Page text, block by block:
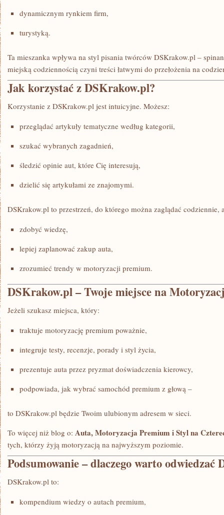
dynamicznym rynkiem firm,
turystyką.
Ta mieszanka wpływa na styl pisania twórców DSKrakow.pl –
miejską codziennością czyni treści łatwymi do przełożenia na
Jak korzystać z DSKrakow.pl?
Korzystanie z DSKrakow.pl jest intuicyjne. Możesz:
przeglądać artykuły tematyczne według kategorii,
szukać wybranych zagadnień,
śledzić opinie aut, które Cię interesują,
dzielić się artykułami ze znajomymi.
DSKrakow.pl to przestrzeń, do którego można zaglądać codziennie,
zdobyć wiedzę,
lepiej zaplanować zakup auta,
zrozumieć trendy w motoryzacji premium.
DSKrakow.pl – Twoje miejsce na
Jeżeli szukasz miejsca, który:
traktuje motoryzację premium poważnie,
integruje testy, recenzje, porady i styl życia,
prezentuje auta przez pryzmat doświadczenia kierowcy,
podpowiada, jak wybrać samochód premium z głową –
to DSKrakow.pl będzie Twoim ulubionym adresem w sieci.
To więcej niż blog o: Auta, Motoryzacja Premium i Styl na
tych, którzy żyją motoryzacją na najwyższym poziomie.
Podsumowanie – dlaczego warto odwiedzać
DSKrakow.pl to:
kompendium wiedzy o autach premium,